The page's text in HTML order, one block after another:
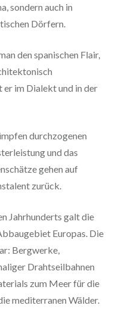
sondern auch in
Dörfern.
den spanischen Flair,
im Dialekt und in der
durchzogenen
und das
gehen auf
zurück.
Jahrhunderts galt die
Europas. Die
Bergwerke,
Drahtseilbahnen
zum Meer für die
mediterranen Wälder.